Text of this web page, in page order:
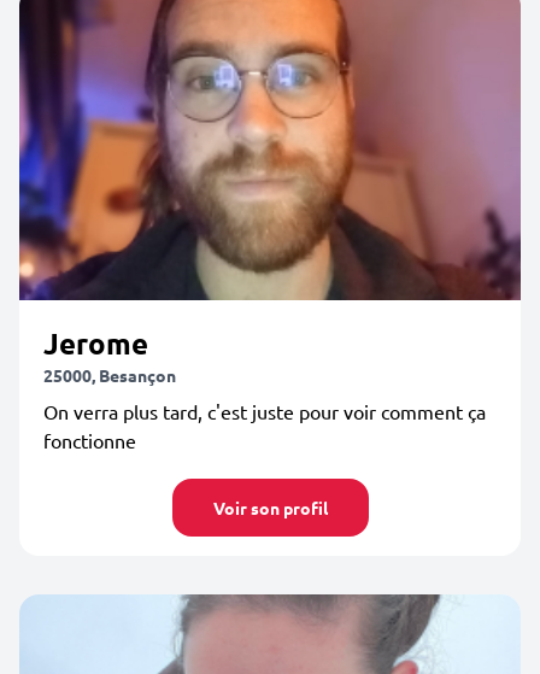
Jerome
25000, Besançon
On verra plus tard, c'est juste pour voir comment ça
fonctionne
Voir son profil